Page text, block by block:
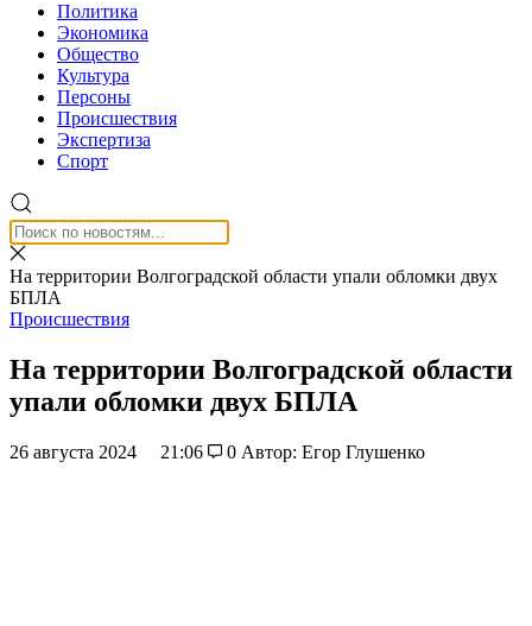
Политика
Экономика
Общество
Культура
Персоны
Происшествия
Экспертиза
Спорт
На территории Волгоградской области упали обломки двух
БПЛА
Происшествия
На территории Волгоградской области
упали обломки двух БПЛА
26 августа 2024 21:06 0 Автор: Егор Глушенко